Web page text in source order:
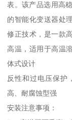
表。该产品选用高
的智能化变送器处
修正技术，是一款
高温，适用于高温
体式设计
反性和过电压保护
高、耐腐蚀型强
安装注意事项：